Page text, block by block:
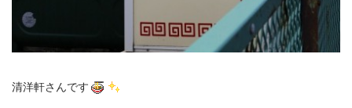
清洋軒さんです